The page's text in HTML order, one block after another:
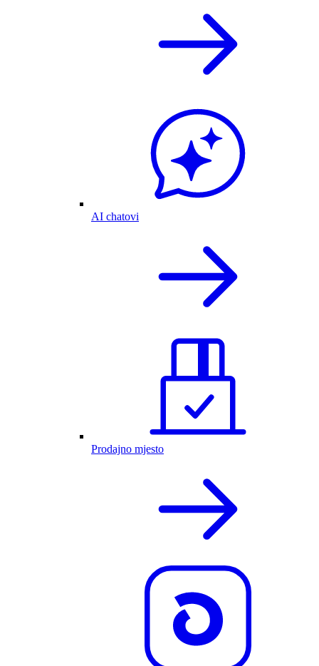
AI chatovi
Prodajno mjesto